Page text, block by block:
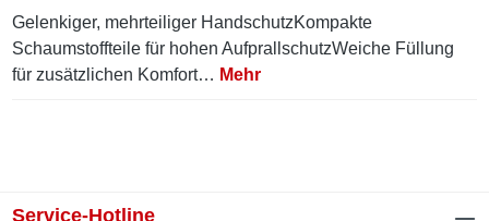
Gelenkiger, mehrteiliger HandschutzKompakte
Schaumstoffteile für hohen AufprallschutzWeiche Füllung
für zusätzlichen Komfort… Mehr
Service-Hotline